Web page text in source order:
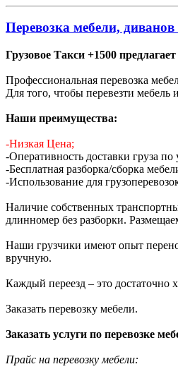
Перевозка мебели,
Грузовое Такси +1500
Профессиональная перевозка
Для того, чтобы перевезти
Наши преимущества:
-Низкая Цена;
-Оперативность доставки груза по
-Бесплатная разборка/сборка
-Использование для
Наличие собственных
длинномер без разборки.
Наши грузчики имеют опыт
вручную.
Каждый переезд – это
Заказать перевозку мебели.
Заказать услуги по перевозке
Прайс на перевозку мебели: